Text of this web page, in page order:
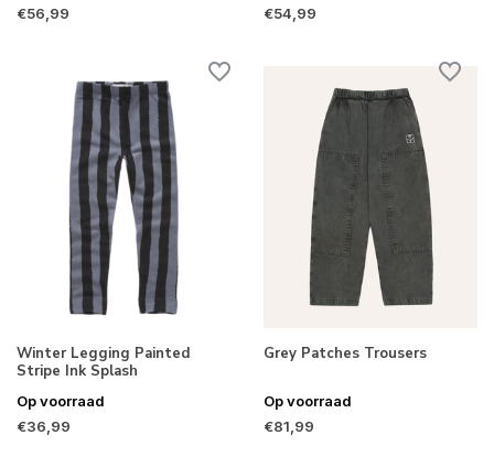
€56,99 €54,99
Winter Legging Painted
Stripe Ink Splash
Op voorraad
€36,99
Grey Patches Trousers
Op voorraad
€81,99